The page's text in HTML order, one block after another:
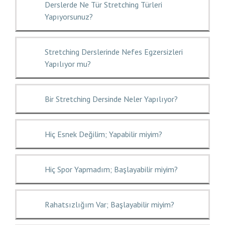
Derslerde Ne Tür Stretching Türleri
Yapıyorsunuz?
Stretching Derslerinde Nefes Egzersizleri
Yapılıyor mu?
Bir Stretching Dersinde Neler Yapılıyor?
Hiç Esnek Değilim; Yapabilir miyim?
Hiç Spor Yapmadım; Başlayabilir miyim?
Rahatsızlığım Var; Başlayabilir miyim?